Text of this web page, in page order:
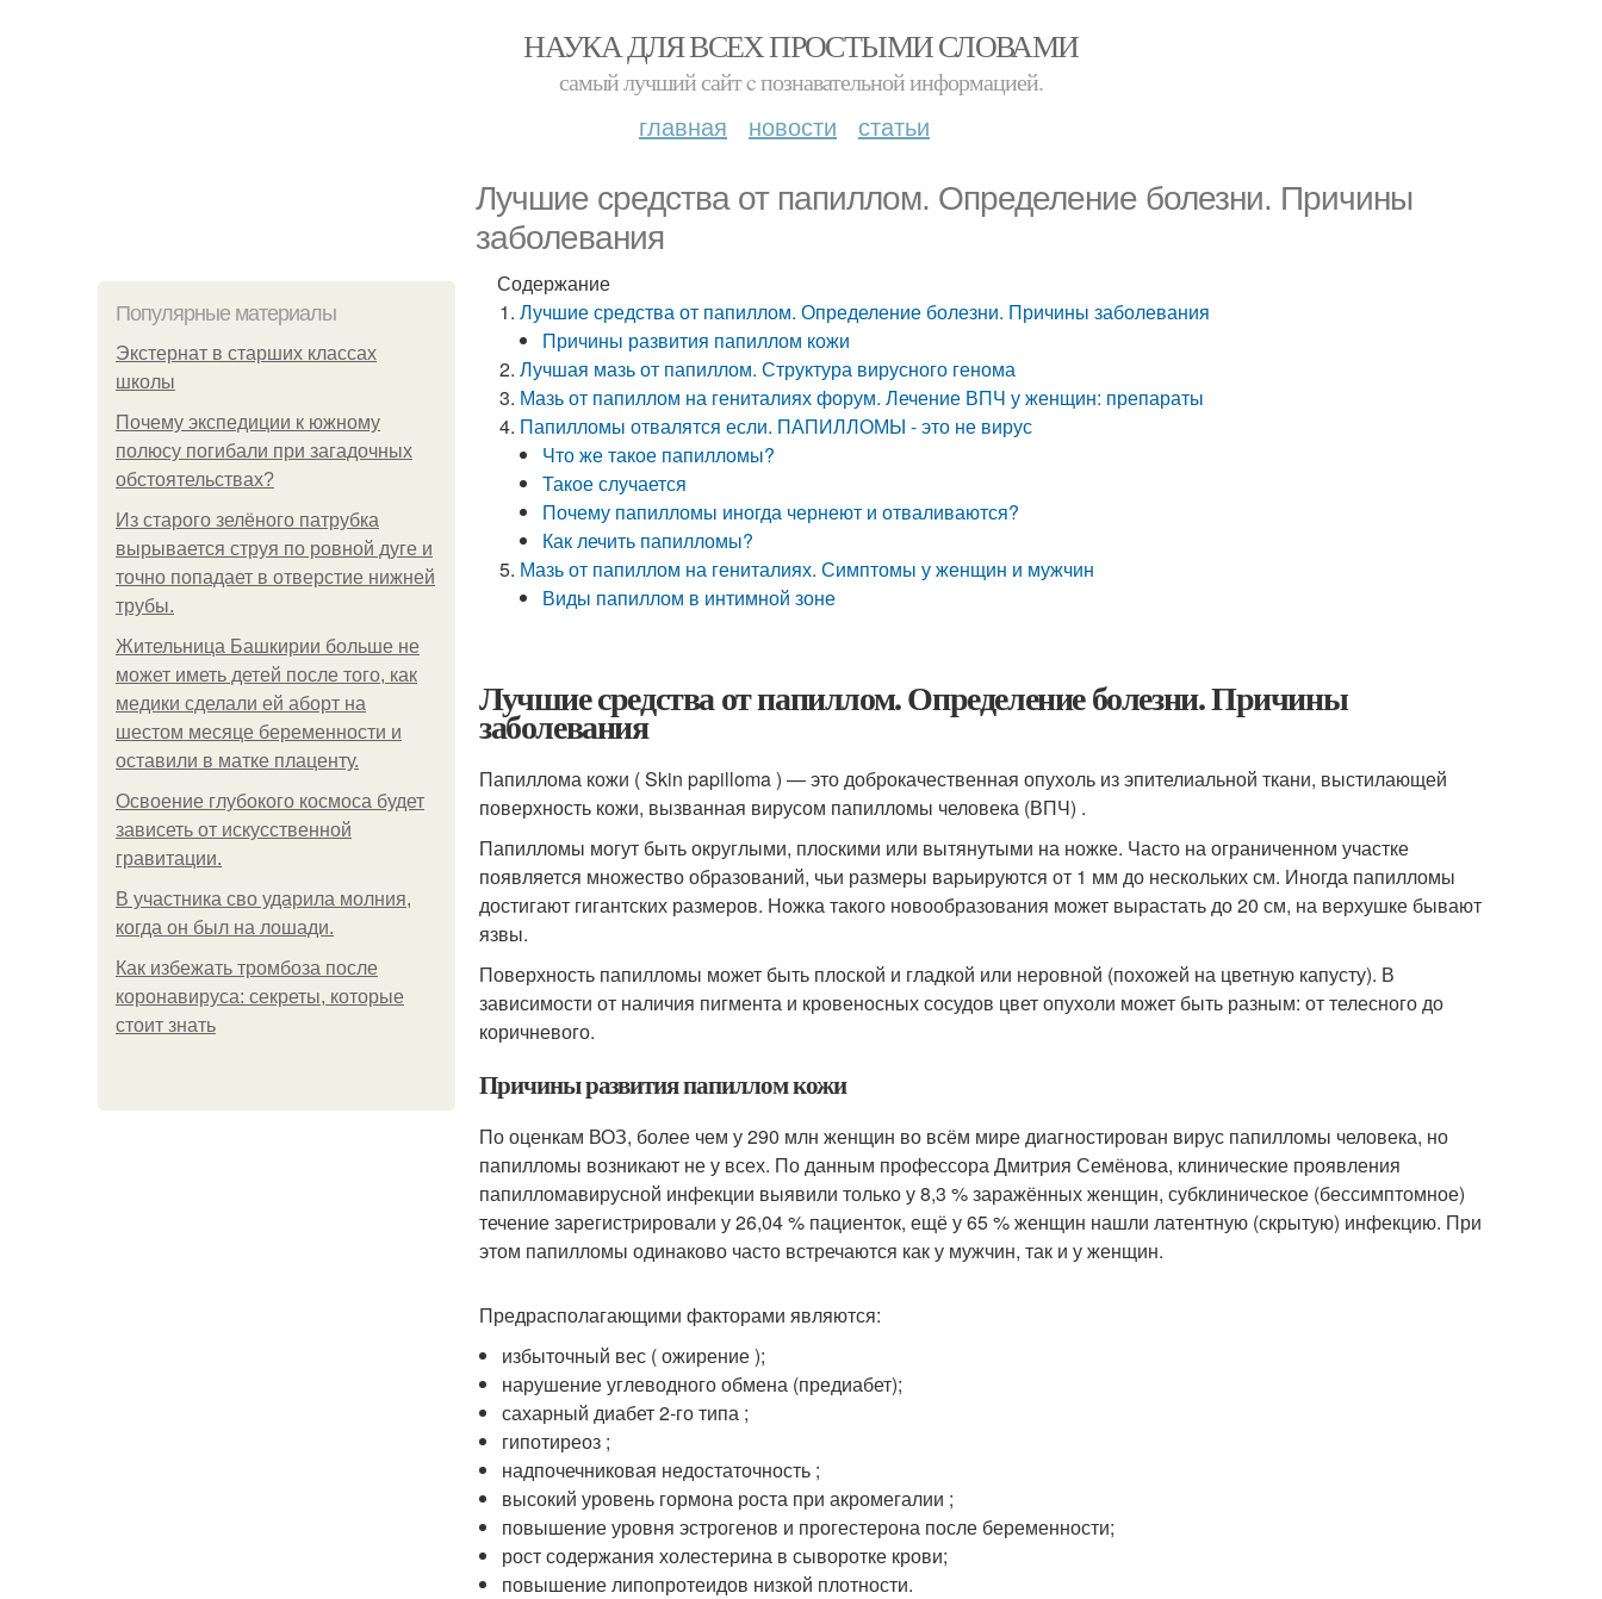
НАУКА ДЛЯ ВСЕХ ПРОСТЫМИ СЛОВАМИ
самый лучший сайт c познавательной информацией.
главная новости статьи
Лучшие средства от папиллом. Определение болезни. Причины
заболевания
Популярные материалы
Экстернат в старших классах
школы
Почему экспедиции к южному
полюсу погибали при загадочных
обстоятельствах?
Из старого зелёного патрубка
вырывается струя по ровной дуге и
точно попадает в отверстие нижней
трубы.
Жительница Башкирии больше не
может иметь детей после того, как
медики сделали ей аборт на
шестом месяце беременности и
оставили в матке плаценту.
Освоение глубокого космоса будет
зависеть от искусственной
гравитации.
В участника сво ударила молния,
когда он был на лошади.
Как избежать тромбоза после
коронавируса: секреты, которые
стоит знать
Содержание
Лучшие средства от папиллом. Определение болезни. Причины заболевания
Причины развития папиллом кожи
Лучшая мазь от папиллом. Структура вирусного генома
Мазь от папиллом на гениталиях форум. Лечение ВПЧ у женщин: препараты
Папилломы отвалятся если. ПАПИЛЛОМЫ - это не вирус
Что же такое папилломы?
Такое случается
Почему папилломы иногда чернеют и отваливаются?
Как лечить папилломы?
Мазь от папиллом на гениталиях. Симптомы у женщин и мужчин
Виды папиллом в интимной зоне
Лучшие средства от папиллом. Определение болезни. Причины
заболевания
Папиллома кожи ( Skin papilloma ) — это доброкачественная опухоль из эпителиальной ткани, выстилающей
поверхность кожи, вызванная вирусом папилломы человека (ВПЧ) .
Папилломы могут быть округлыми, плоскими или вытянутыми на ножке. Часто на ограниченном участке
появляется множество образований, чьи размеры варьируются от 1 мм до нескольких см. Иногда папилломы
достигают гигантских размеров. Ножка такого новообразования может вырастать до 20 см, на верхушке бывают
язвы.
Поверхность папилломы может быть плоской и гладкой или неровной (похожей на цветную капусту). В
зависимости от наличия пигмента и кровеносных сосудов цвет опухоли может быть разным: от телесного до
коричневого.
Причины развития папиллом кожи
По оценкам ВОЗ, более чем у 290 млн женщин во всём мире диагностирован вирус папилломы человека, но
папилломы возникают не у всех. По данным профессора Дмитрия Семёнова, клинические проявления
папилломавирусной инфекции выявили только у 8,3 % заражённых женщин, субклиническое (бессимптомное)
течение зарегистрировали у 26,04 % пациенток, ещё у 65 % женщин нашли латентную (скрытую) инфекцию. При
этом папилломы одинаково часто встречаются как у мужчин, так и у женщин.
Предрасполагающими факторами являются:
избыточный вес ( ожирение );
нарушение углеводного обмена (предиабет);
сахарный диабет 2-го типа ;
гипотиреоз ;
надпочечниковая недостаточность ;
высокий уровень гормона роста при акромегалии ;
повышение уровня эстрогенов и прогестерона после беременности;
рост содержания холестерина в сыворотке крови;
повышение липопротеидов низкой плотности.